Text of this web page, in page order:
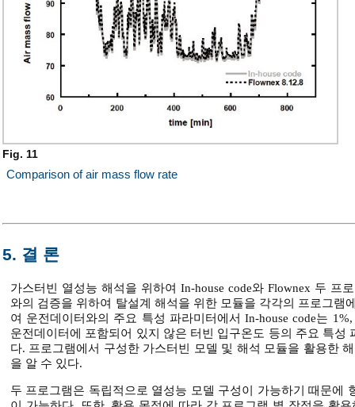
Fig. 11
Comparison of air mass flow rate
5. 결 론
가스터빈 열성능 해석을 위하여 In-house code와 Flownex 두 프
와의 검증을 위하여 탈설계 해석을 위한 모듈을 각각의 프로그
여 운전데이터와의 주요 특성 파라미터에서 In-house code는
운전데이터에 포함되어 있지 않은 터빈 입구온도 등의 주요 특
다. 프로그램에서 구성한 가스터빈 모델 및 해석 모듈을 활용한
을 알 수 있다.
두 프로그램은 독립적으로 열성능 모델 구성이 가능하기 때문에